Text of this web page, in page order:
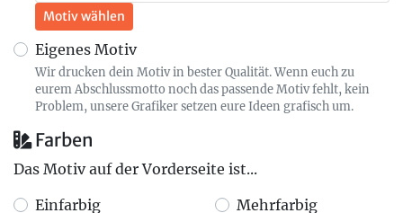
Motiv wählen
Eigenes Motiv
Wir drucken dein Motiv in bester Qualität. Wenn euch zu
eurem Abschlussmotto noch das passende Motiv fehlt, kein
Problem, unsere Grafiker setzen eure Ideen grafisch um.
Farben
Das Motiv auf der Vorderseite ist...
Einfarbig
Mehrfarbig